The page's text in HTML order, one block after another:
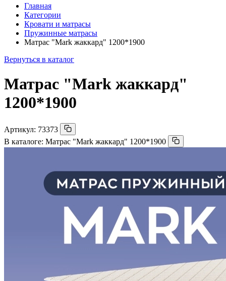
Главная
Категории
Кровати и матрасы
Пружинные матрасы
Матрас "Mark жаккард" 1200*1900
Вернуться в каталог
Матрас "Mark жаккард"
1200*1900
Артикул: 73373
В каталоге: Матрас "Mark жаккард" 1200*1900